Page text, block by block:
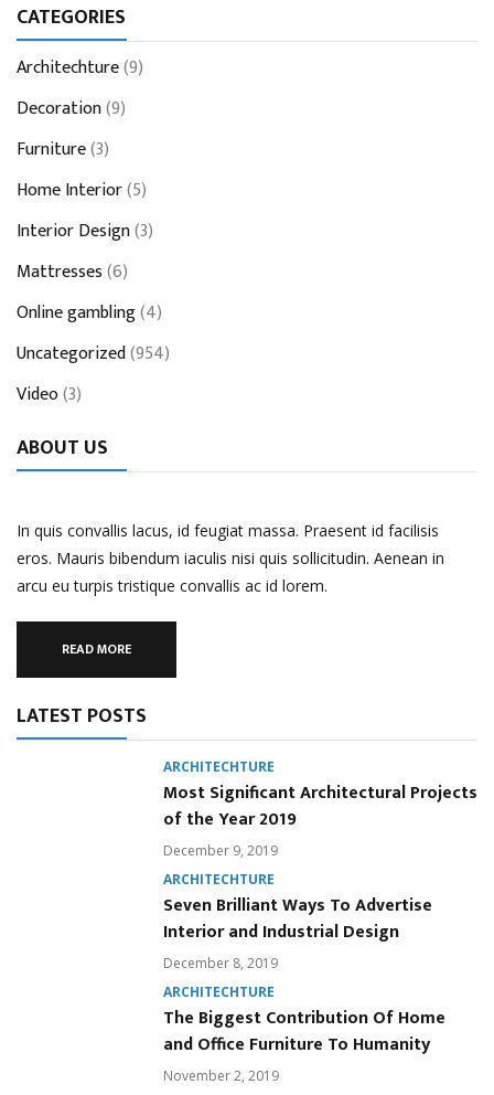
CATEGORIES
Architechture(9)
Decoration(9)
Furniture(3)
Home Interior(5)
Interior Design(3)
Mattresses(6)
Online gambling(4)
Uncategorized(954)
Video(3)
ABOUT US
In quis convallis lacus, id feugiat massa. Praesent id facilisis
eros. Mauris bibendum iaculis nisi quis sollicitudin. Aenean in
arcu eu turpis tristique convallis ac id lorem.
READ MORE
LATEST POSTS
ARCHITECHTURE
Most Significant Architectural Projects
of the Year 2019
December 9, 2019
ARCHITECHTURE
Seven Brilliant Ways To Advertise
Interior and Industrial Design
December 8, 2019
ARCHITECHTURE
The Biggest Contribution Of Home
and Office Furniture To Humanity
November 2, 2019